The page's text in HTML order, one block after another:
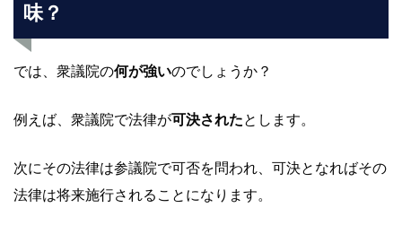
味？
では、衆議院の何が強いのでしょうか？
例えば、衆議院で法律が可決されたとします。
次にその法律は参議院で可否を問われ、可決となればその
法律は将来施行されることになります。